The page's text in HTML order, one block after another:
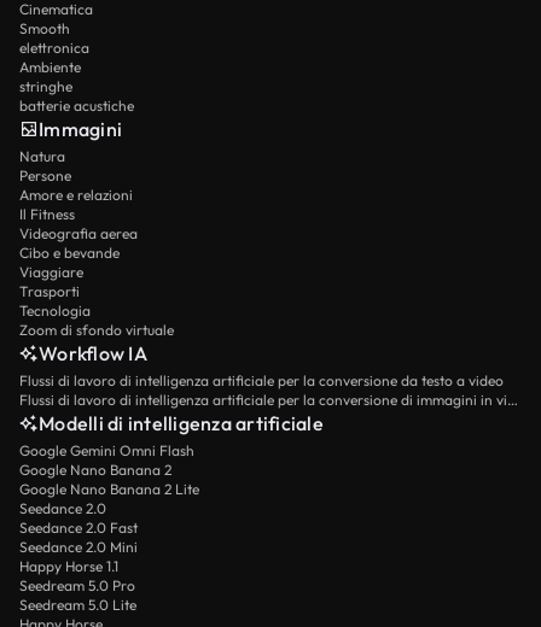
Cinematica
Smooth
elettronica
Ambiente
stringhe
batterie acustiche
Immagini
Natura
Persone
Amore e relazioni
Il Fitness
Videografia aerea
Cibo e bevande
Viaggiare
Trasporti
Tecnologia
Zoom di sfondo virtuale
Workflow IA
Flussi di lavoro di intelligenza artificiale per la conversione da testo a video
Flussi di lavoro di intelligenza artificiale per la conversione di immagini in video
Modelli di intelligenza artificiale
Google Gemini Omni Flash
Google Nano Banana 2
Google Nano Banana 2 Lite
Seedance 2.0
Seedance 2.0 Fast
Seedance 2.0 Mini
Happy Horse 1.1
Seedream 5.0 Pro
Seedream 5.0 Lite